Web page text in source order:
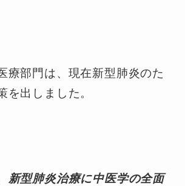
療部門は、現在新型肺炎のた
を出しました。
新型肺炎治療に中医学の全面